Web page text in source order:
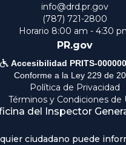
info@drd.pr.gov
(787) 721-2800
Horario 8:00 am - 4:30
PR.gov
 Accesibilidad PRITS-
Conforme a la Ley 229 de
Política de Privacidad
Términos y Condiciones de
del Inspector
ciudadano puede